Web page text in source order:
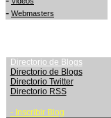
- Webmasters
Directorio de Blogs
Directorio de Blogs
Directorio Twitter
Directorio RSS
- Inscribir Blog